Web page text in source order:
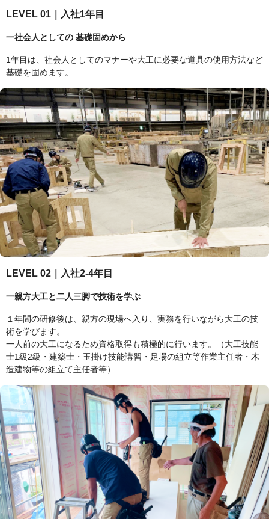
LEVEL 01｜入社1年目
一社会人としての 基礎固めから
1年目は、社会人としてのマナーや大工に必要な道具の使用方法など
基礎を固めます。
LEVEL 02｜入社2-4年目
一親方大工と二人三脚で技術を学ぶ
１年間の研修後は、親方の現場へ入り、実務を行いながら大工の技
術を学びます。
一人前の大工になるため資格取得も積極的に行います。（大工技能
士1級2級・建築士・玉掛け技能講習・足場の組立等作業主任者・木
造建物等の組立て主任者等）